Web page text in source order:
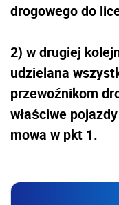
drogowego do
2) w drugiej
udzielana
przewoźnikom
właściwe
mowa w pkt 1.